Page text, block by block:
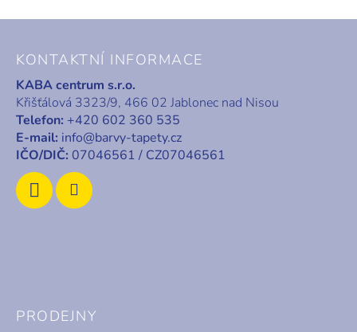
KONTAKTNÍ INFORMACE
KABA centrum s.r.o.
Křišťálová 3323/9, 466 02 Jablonec nad Nisou
Telefon: +420 602 360 535
E-mail: info@barvy-tapety.cz
IČO/DIČ: 07046561 / CZ07046561
PRODEJNY